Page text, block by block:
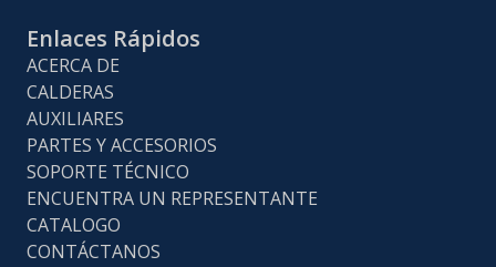
Enlaces Rápidos
ACERCA DE
CALDERAS
AUXILIARES
PARTES Y ACCESORIOS
SOPORTE TÉCNICO
ENCUENTRA UN REPRESENTANTE
CATALOGO
CONTÁCTANOS